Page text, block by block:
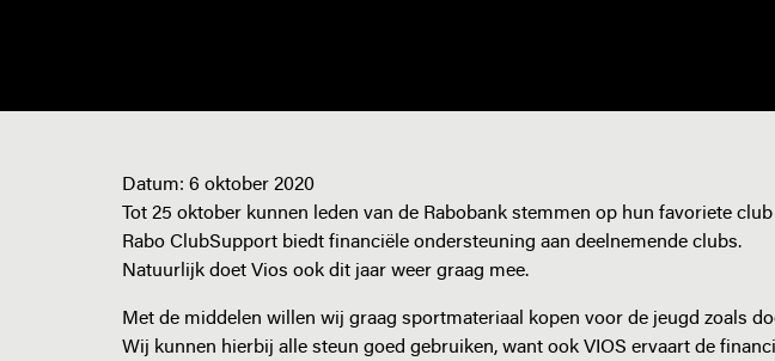
Datum: 6 oktober 2020
Tot 25 oktober kunnen leden van de Rabobank stemmen op hun favoriete
Rabo ClubSupport biedt financiële ondersteuning aan deelnemende clubs.
Natuurlijk doet Vios ook dit jaar weer graag mee.
Met de middelen willen wij graag sportmateriaal kopen voor de jeugd zoals
Wij kunnen hierbij alle steun goed gebruiken, want ook VIOS ervaart de